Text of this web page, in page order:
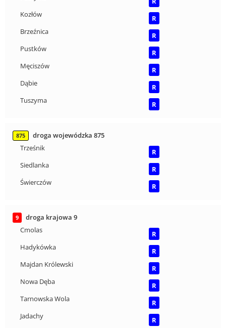
Kozłów
R
Brzeźnica
R
Pustków
R
Męciszów
R
Dąbie
R
Tuszyma
R
875
droga wojewódzka 875
Trześnik
R
Siedlanka
R
Świerczów
R
9
droga krajowa 9
Cmolas
R
Hadykówka
R
Majdan Królewski
R
Nowa Dęba
R
Tarnowska Wola
R
Jadachy
R